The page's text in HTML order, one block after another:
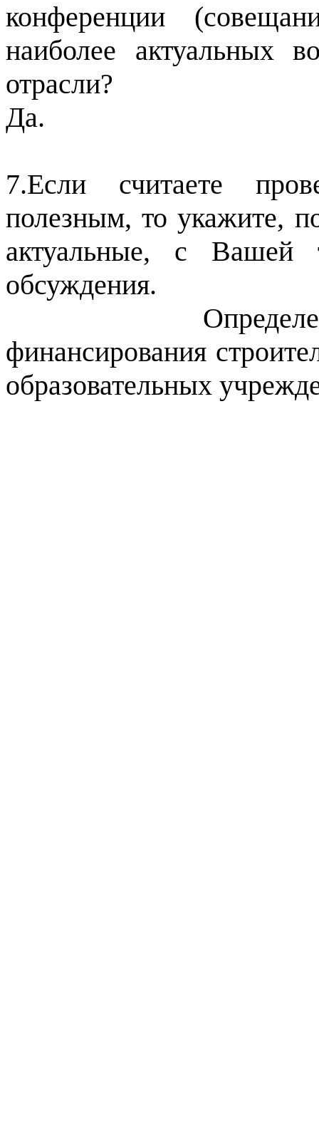
конференции
наиболее актуальных
отрасли?
Да.
7.Если считаете
полезным, то укажите,
актуальные, с Вашей
обсуждения.
Определение
финансирования
образовательных